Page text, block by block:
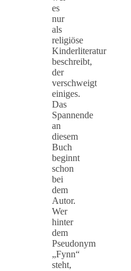
es
nur
als
religiöse
Kinderliteratur
beschreibt,
der
verschweigt
einiges.
Das
Spannende
an
diesem
Buch
beginnt
schon
bei
dem
Autor.
Wer
hinter
dem
Pseudonym
„Fynn“
steht,